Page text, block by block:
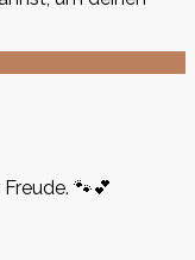
🐾💕